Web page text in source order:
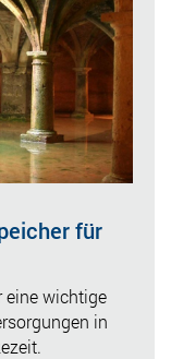
für
eine wichtige
in